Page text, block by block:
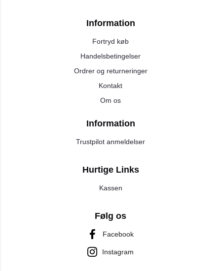
Information
Fortryd køb
Handelsbetingelser
Ordrer og returneringer
Kontakt
Om os
Information
Trustpilot anmeldelser
Hurtige Links
Kassen
Følg os
Facebook
Instagram